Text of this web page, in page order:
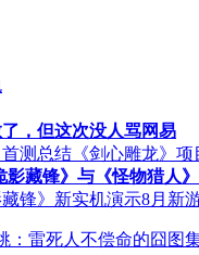
了，但这次没人骂网易
测总结 《剑心雕龙》
影藏锋》与《怪物猎人
锋》新实机演示8月新